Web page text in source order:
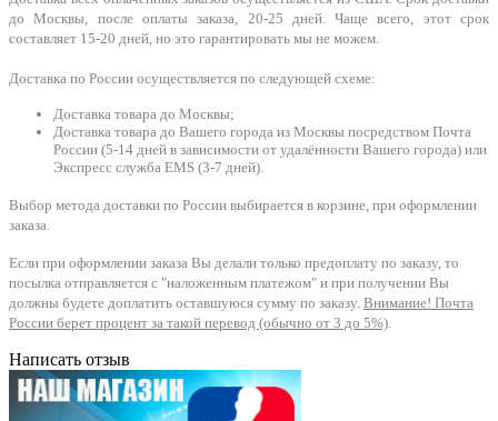
до Москвы, после оплаты заказа, 20-25 дней. Чаще всего, этот срок
составляет 15-20 дней, но это гарантировать мы не можем.
Доставка по России осуществляется по следующей схеме:
Доставка товара до Москвы;
Доставка товара до Вашего города из Москвы посредством Почта
России (5-14 дней в зависимости от удалённости Вашего города) или
Экспресс служба EMS (3-7 дней).
Выбор метода доставки по России выбирается в корзине, при оформлении
заказа.
Если при оформлении заказа Вы делали только предоплату по заказу, то
посылка отправляется с "наложенным платежом" и при получении Вы
должны будете доплатить оставшуюся сумму по заказу. Внимание! Почта
России берет процент за такой перевод (обычно от 3 до 5%).
Написать отзыв